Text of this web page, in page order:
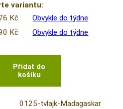
variantu:
Kč
Obvykle do týdne
Kč Obvykle do týdne
0125-tvlajk-Madagaskar